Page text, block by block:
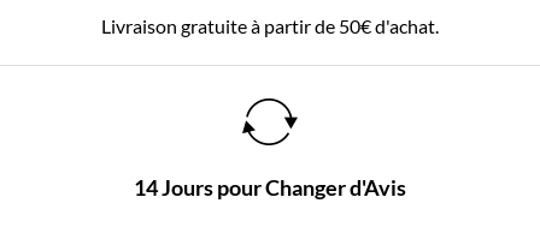
Livraison gratuite à partir de 50€ d'achat.
14 Jours pour Changer d'Avis